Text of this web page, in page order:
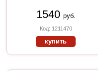
1540 руб.
Код: 1211470
купить